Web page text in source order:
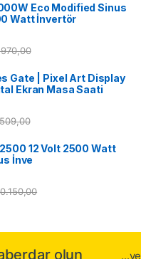
Eco Modified Sinus
Watt İnvertör
Gate | Pixel Art Display
Ekran Masa Saati
12 Volt 2500 Watt
İnve
olun ...ve